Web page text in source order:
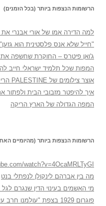
הרשומות הנצפות ביותר (בכל הזמנים)
למה הדירה אמו של אורי אבנרי
"חייל שלא אנס פלסטינית הוא גזען"
ג'ואן פיטרס – החוקרת שחשפה
המפות שכל תלמיד ישראלי חייב
אוצר צילומים של PALESTINE הריקה
איך להיפטר מזבובי הבית ולפתור
המפה הגדולה של הארץ הריקה
הרשומות הנצפות ביותר (מהיומיים
watch?v=4OcaMRLTyGI
מה בין אברהם לינקולן לנפתלי בנט
מי האשמים בעינוי הדין שנגרם
פוגרום 1929 בצפת "עולמנו חרב עלינו"